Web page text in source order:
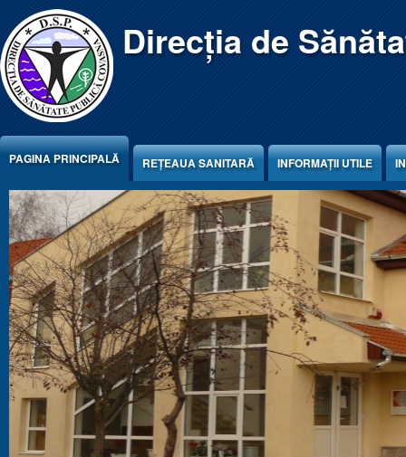
Jump to Content Direcția de
PAGINA PRINCIPALĂ REŢEAUA SANITARĂ INFORMAȚII UTILE